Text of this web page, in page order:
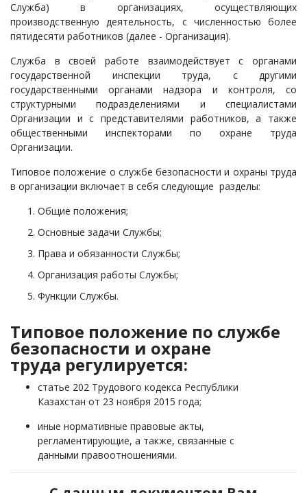
Служба) в организациях, осуществляющих
производственную деятельность, с численностью более
пятидесяти работников (далее - Организация).
Служба в своей работе взаимодействует с органами
государственной инспекции труда, с другими
государственными органами надзора и контроля, со
структурными подразделениями и специалистами
Организации и с представителями работников, а также
общественными инспекторами по охране труда
Организации.
Типовое положение о службе безопасности и охраны труда
в организации включает в себя следующие разделы:
Общие положения;
Основные задачи Службы;
Права и обязанности Службы;
Организация работы Службы;
Функции Службы.
Типовое положение по службе
безопасности и охране
труда регулируется:
статье 202 Трудового кодекса Республики
Казахстан от 23 ноября 2015 года;
иные нормативные правовые акты,
регламентирующие, а также, связанные с
данными правоотношениями.